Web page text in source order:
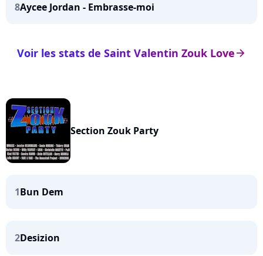
8Aycee Jordan - Embrasse-moi
arrow_right
Voir les stats de Saint Valentin Zouk Love
Section Zouk Party
1Bun Dem
2Desizion